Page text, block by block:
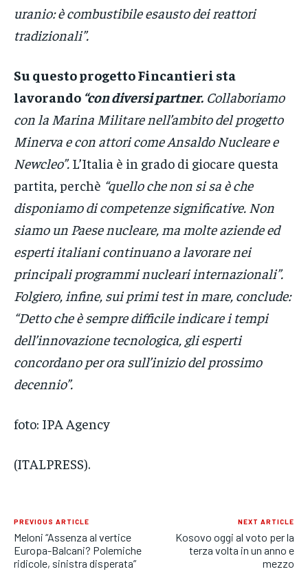
uranio: è combustibile esausto dei reattori
tradizionali”.
Su questo progetto Fincantieri sta
lavorando “con diversi partner. Collaboriamo
con la Marina Militare nell’ambito del progetto
Minerva e con attori come Ansaldo Nucleare e
Newcleo”. L’Italia è in grado di giocare questa
partita, perchè “quello che non si sa è che
disponiamo di competenze significative. Non
siamo un Paese nucleare, ma molte aziende ed
esperti italiani continuano a lavorare nei
principali programmi nucleari internazionali”.
Folgiero, infine, sui primi test in mare, conclude:
“Detto che è sempre difficile indicare i tempi
dell’innovazione tecnologica, gli esperti
concordano per ora sull’inizio del prossimo
decennio”.
foto: IPA Agency
(ITALPRESS).
PREVIOUS ARTICLE
Meloni “Assenza al vertice
Europa-Balcani? Polemiche
ridicole, sinistra disperata”
NEXT ARTICLE
Kosovo oggi al voto per la
terza volta in un anno e
mezzo